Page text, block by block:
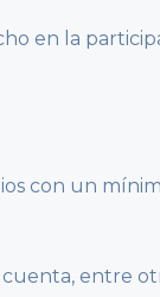
en la
con un
cuenta, entre